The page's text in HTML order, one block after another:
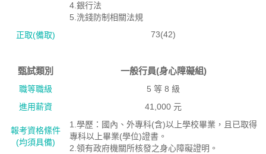
4.銀行法
5.洗錢防制相關法規
正取(備取)
73(42)
甄試類別 一般行員(身心障礙組)
職等職級
5 等 8 級
進用薪資
41,000 元
報考資格絛件
(均須具備)
1.學歷：國內、外專科(含)以上學校畢業，且已取得
專科以上畢業(學位)證書。
2.領有政府機關所核發之身心障礙證明。